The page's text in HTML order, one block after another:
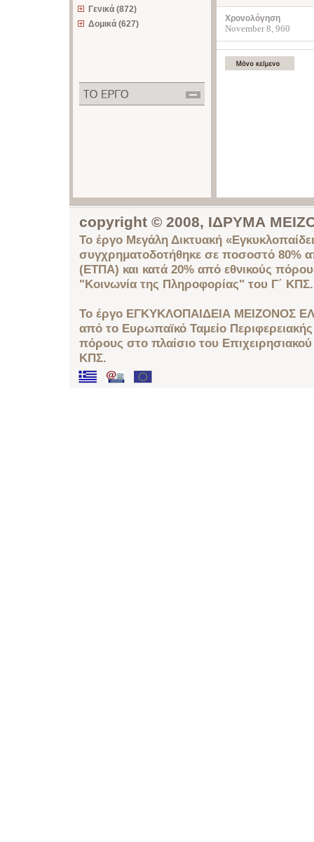
Γενικά (872)
Δομικά (627)
Χρονολόγηση
November 8, 960
copyright © 2008, ΙΔΡΥΜΑ
Το έργο Μεγάλη Δικτυακή
συγχρηματοδοτήθηκε σε ποσοστό 80%
(ΕΤΠΑ) και κατά 20% από εθνικούς
"Κοινωνία της Πληροφορίας" του Γ΄ ΚΠΣ.
Το έργο ΕΓΚΥΚΛΟΠΑΙΔΕΙΑ ΜΕΙΖΟΝΟΣ
από το Ευρωπαϊκό Ταμείο
πόρους στο πλαίσιο του
ΚΠΣ.